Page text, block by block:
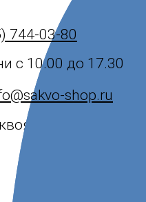
744-03-80
с 10.00 до 17.30
shop.ru